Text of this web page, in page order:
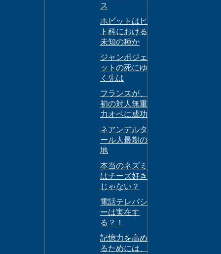
ス
ホビットはヒ
ト科における
未知の種か
ジャンボジェ
ットの死にゆ
く先は
フランスが、
初の対人無重
力オペに成功
ネアンデルタ
ール人最期の
地
本当のネズミ
はチーズ好き
じゃない？
電話テレパシ
ーは実在す
る？！
記憶力を高め
るためには、